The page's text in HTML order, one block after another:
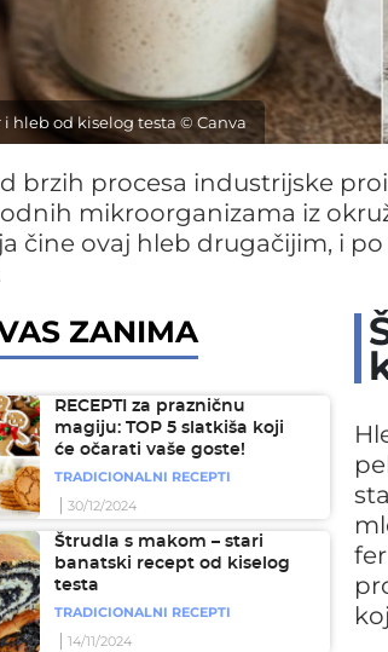
hleb od kiselog testa © Canva
brzih procesa industrijske
mikroorganizama iz
čine ovaj hleb drugačijim, i
ZANIMA
RECEPTI za prazničnu
magiju: TOP 5 slatkiša koji
će očarati vaše goste!
TRADICIONALNI RECEPTI
30/12/2024
Štrudla s makom – stari
banatski recept od kiselog
testa
TRADICIONALNI RECEPTI
14/11/2024